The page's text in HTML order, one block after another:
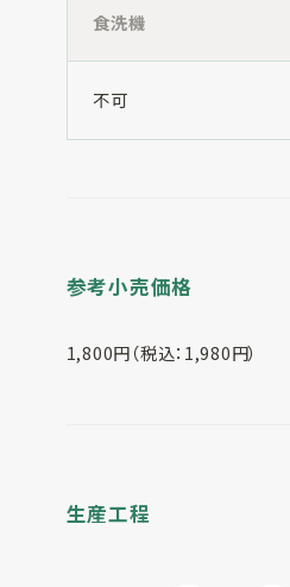
食洗機
不可
参考小売価格
1,800円（税込：1,980円）
生産工程